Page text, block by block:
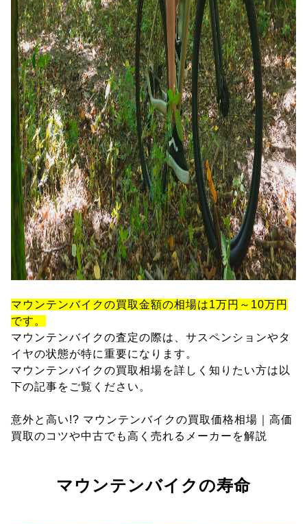
マウンテンバイクの買取金額の相場は1万円～10万円
です。
マウンテンバイクの査定の際は、サスペンションやタ
イヤの状態が特に重要になります。
マウンテンバイクの買取相場を詳しく知りたい方は以
下の記事をご覧ください。
意外と高い!? マウンテンバイクの買取価格相場｜高価
買取のコツや中古でも高く売れるメーカーを解説
マウンテンバイクの寿命